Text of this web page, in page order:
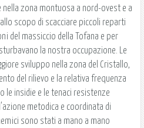
zona montuosa a nord-ovest e a
scopo di scacciare piccoli reparti
del massiccio della Tofana e per
la nostra occupazione. Le
sviluppo nella zona del Cristallo,
del rilievo e la relativa frequenza
le insidie e le tenaci resistenze
metodica e coordinata di
sono stati a mano a mano